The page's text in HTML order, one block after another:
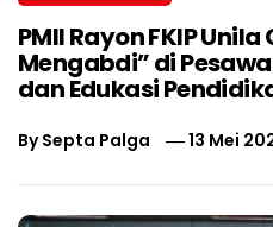
PMII Rayon FKIP Unila
Mengabdi” di
dan Edukasi
BySepta Palga 13 Mei